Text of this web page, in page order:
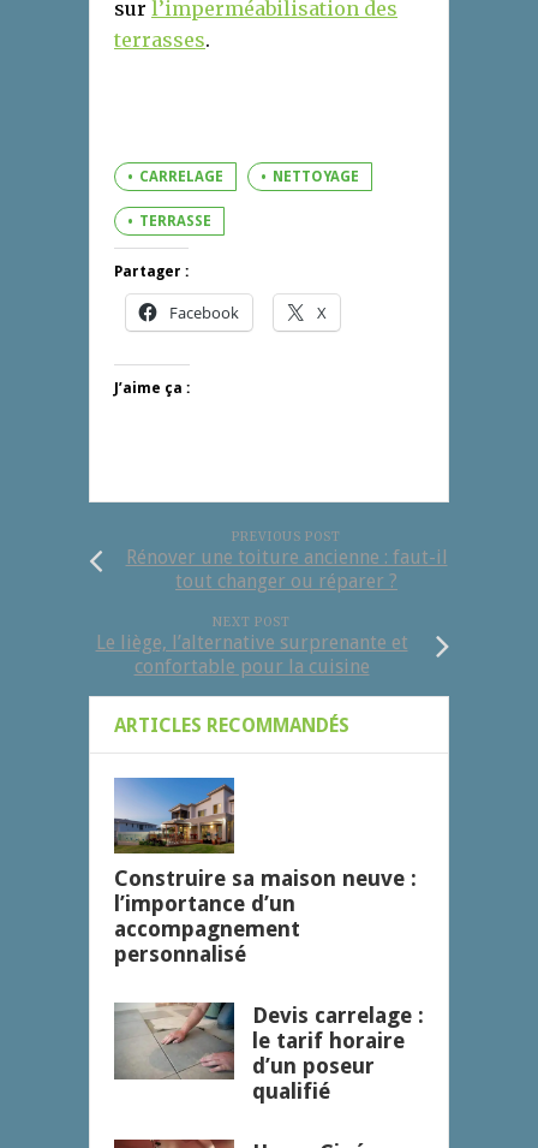
sur l’imperméabilisation des
terrasses.
CARRELAGE NETTOYAGE
TERRASSE
Partager :
Facebook X
J’aime ça :
PREVIOUS POST
Rénover une toiture ancienne : faut-il
tout changer ou réparer ?
NEXT POST
Le liège, l’alternative surprenante et
confortable pour la cuisine
ARTICLES RECOMMANDÉS
Construire sa maison neuve :
l’importance d’un
accompagnement
personnalisé
Devis carrelage :
le tarif horaire
d’un poseur
qualifié